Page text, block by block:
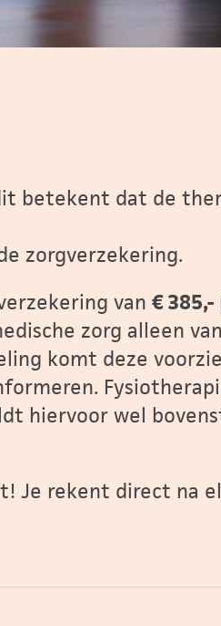
betekent dat de
zorgverzekering.
van € 385,-
zorg alleen
komt deze
hiervoor wel
Je rekent direct na